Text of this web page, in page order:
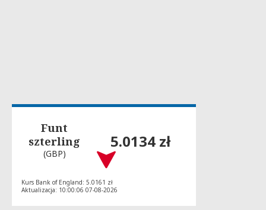
Funt
szterling
(GBP)
5.0134 zł
Kurs Bank of England: 5.0161 zł
Aktualizacja: 10:00:06 07-08-2026